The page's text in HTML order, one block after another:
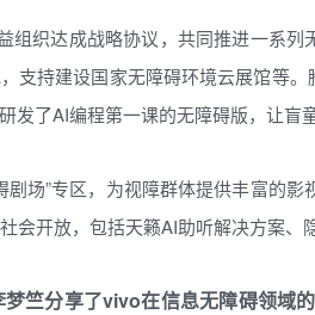
组织达成战略协议，共同推进一系
支持建设国家无障碍环境云展馆等
发了AI编程第一课的无障碍版，让盲
剧场”专区，为视障群体提供丰富的
会开放，包括天籁AI助听解决方案、
竺分享了vivo在信息无障碍领域的